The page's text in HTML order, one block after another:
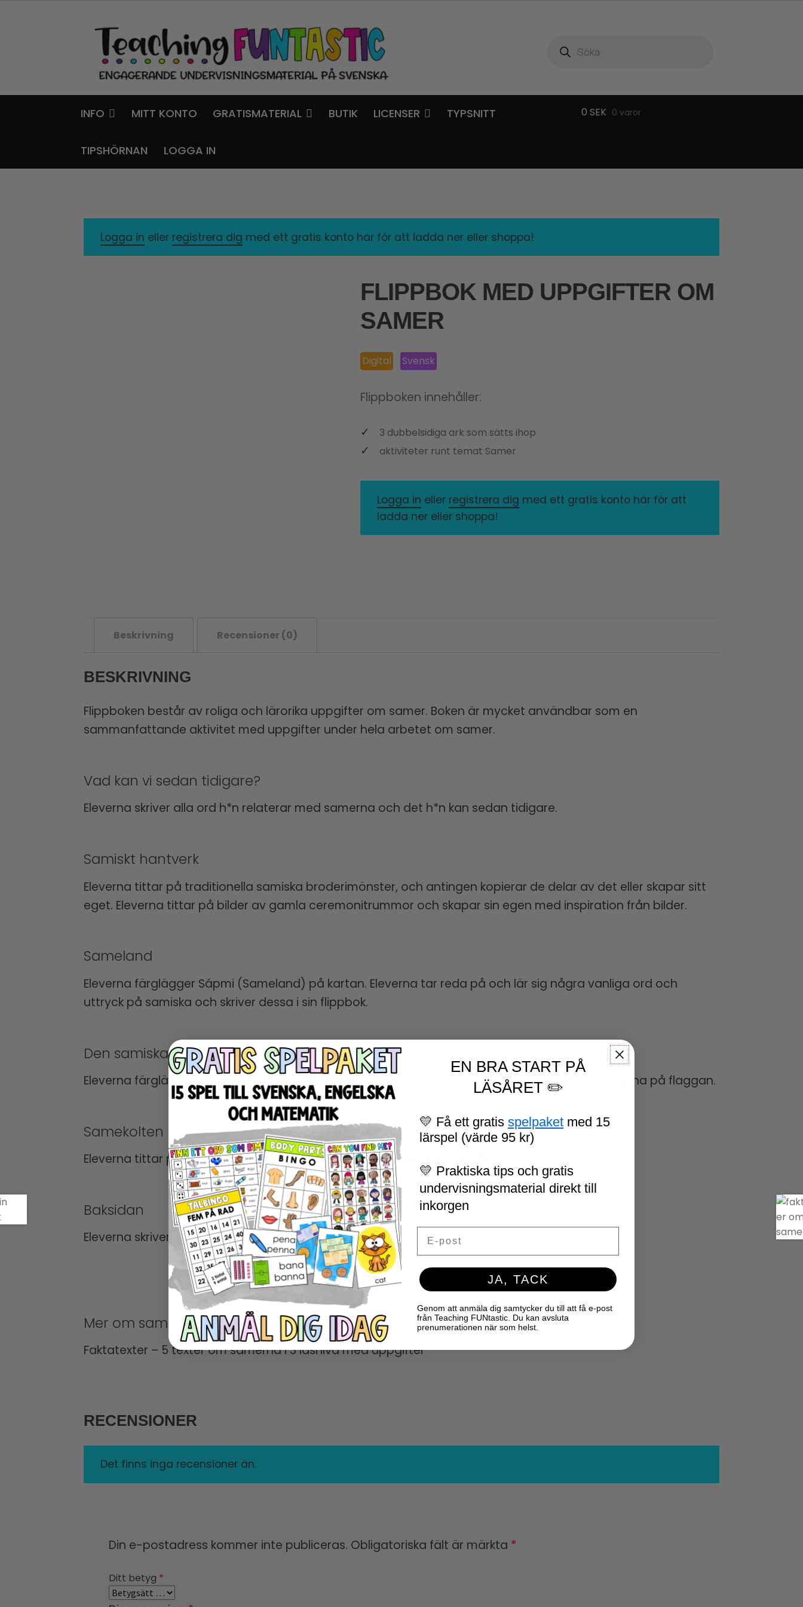
Hoppa
navigering
Gå
innehåll
INFO MITT KONTO GRATISMATERIAL BUTIK LICENSER TYPSNITT
TIPSHÖRNAN LOGGA IN
0 SEK 0 varor
Logga in eller registrera dig med ett gratis konto här för att ladda ner eller shoppa!
FLIPPBOK MED UPPGIFTER OM
SAMER
Digital Svensk
Flippboken innehåller:
3 dubbelsidiga ark som sätts ihop
aktiviteter runt temat Samer
Logga in eller registrera dig med ett gratis konto här för att
ladda ner eller shoppa!
Beskrivning Recensioner (0)
BESKRIVNING
Flippboken består av roliga och lärorika uppgifter om samer. Boken är mycket användbar som en
sammanfattande aktivitet med uppgifter under hela arbetet om samer.
Vad kan vi sedan tidigare?
Eleverna skriver alla ord h*n relaterar med samerna och det h*n kan sedan tidigare.
Samiskt hantverk
Eleverna tittar på traditionella samiska broderimönster, och antingen kopierar de delar av det eller skapar sitt
eget. Eleverna tittar på bilder av gamla ceremonitrummor och skapar sin egen med inspiration från bilder.
Sameland
Eleverna färglägger Sápmi (Sameland) på kartan. Eleverna tar reda på och lär sig några vanliga ord och
uttryck på samiska och skriver dessa i sin flippbok.
Den samiska flaggan
Eleverna färglägger den samiska flaggan. Eleverna svarar på frågor kring färgerna och symbolerna på flaggan.
Samekolten
Eleverna tittar på bilder av olika samekoltar och färglägger koltarna i flippboken.
Baksidan
Eleverna skriver lite om vad de har lärt sig om samerna.
Mer om samerna:
Faktatexter – 5 texter om samerna i 3 läsnivå med uppgifter
RECENSIONER
Det finns inga recensioner än.
Din e-postadress kommer inte publiceras. Obligatoriska fält är märkta *
Ditt betyg *
EN BRA START PÅ
LÄSÅRET ✏️
💛 Få ett gratis spelpaket med 15
lärspel (värde 95 kr)
💛 Praktiska tips och gratis
undervisningsmaterial direkt till
inkorgen
JA, TACK
Genom att anmäla dig samtycker du till att få e-post
från Teaching FUNtastic. Du kan avsluta
prenumerationen när som helst.